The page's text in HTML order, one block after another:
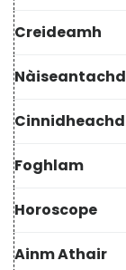
Creideamh
Nàiseantachd
Cinnidheachd
Foghlam
Horoscope
Ainm Athair